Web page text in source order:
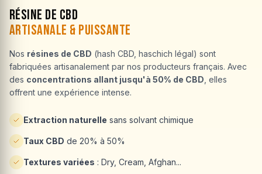
Résine de CBD
Artisanale & Puissante
Nos résines de CBD (hash CBD, haschich légal) sont
fabriquées artisanalement par nos producteurs français. Avec
des concentrations allant jusqu'à 50% de CBD , elles
offrent une expérience intense.
Extraction naturelle sans solvant chimique
Taux CBD de 20% à 50%
Textures variées : Dry, Cream, Afghan...